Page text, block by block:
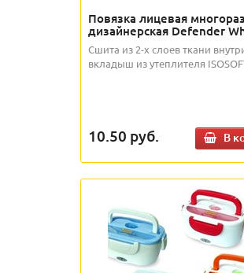
Повязка лицевая
дизайнерская Defender
Сшита из 2-х слоев ткани
вкладыш из утеплителя
10.50 руб. В